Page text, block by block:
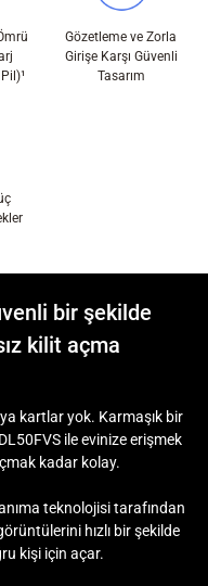
¹
Gözetleme ve Zorla
Girişe Karşı Güvenli
Tasarım
bir şekilde
kilit açma
kartlar yok. Karmaşık bir
ile evinize erişmek
kadar kolay.
teknolojisi tarafından
hızlı bir şekilde
kişi için açar.